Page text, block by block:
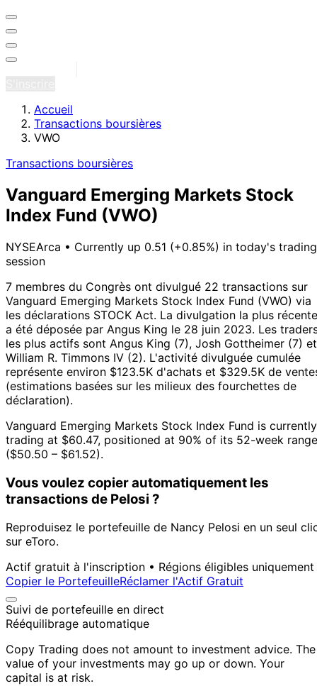
Accueil
Transactions boursières
VWO
Transactions boursières
Vanguard Emerging Markets Stock
Index Fund (VWO)
NYSEArca • Currently up 0.51 (+0.85%) in today's trading
session
7 membres du Congrès ont divulgué 22 transactions sur
Vanguard Emerging Markets Stock Index Fund (VWO) via
les déclarations STOCK Act. La divulgation la plus récente
a été déposée par Angus King le 28 juin 2023. Les
les plus actifs sont Angus King (7), Josh Gottheimer (7) et
William R. Timmons IV (2). L'activité divulguée cumulée
représente environ $123.5K d'achats et $329.5K de
(estimations basées sur les milieux des fourchettes de
déclaration).
Vanguard Emerging Markets Stock Index Fund is currently
trading at $60.47, positioned at 90% of its 52-week range
($50.50 – $61.52).
Vous voulez copier automatiquement les
transactions de Pelosi ?
Reproduisez le portefeuille de Nancy Pelosi en un seul
sur eToro.
Actif gratuit à l'inscription • Régions éligibles uniquement
Copier le PortefeuilleRéclamer l'Actif Gratuit
Suivi de portefeuille en direct
Rééquilibrage automatique
Copy Trading does not amount to investment advice. The
value of your investments may go up or down. Your
capital is at risk.